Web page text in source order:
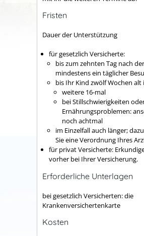
Fristen
Dauer der Unterstützung
für gesetzlich Versicherte:
bis zum zehnten Tag nach
mindestens ein täglicher
bis Ihr Kind zwölf Wochen alt
weitere 16-mal
bei Stillschwierigkeiten
Ernährungsproblemen:
noch achtmal
im Einzelfall auch länger;
Sie eine Verordnung Ihres
für privat Versicherte:
vorher bei Ihrer Versicherung.
Erforderliche Unterlagen
bei gesetzlich Versicherten: die
Krankenversichertenkarte
Kosten